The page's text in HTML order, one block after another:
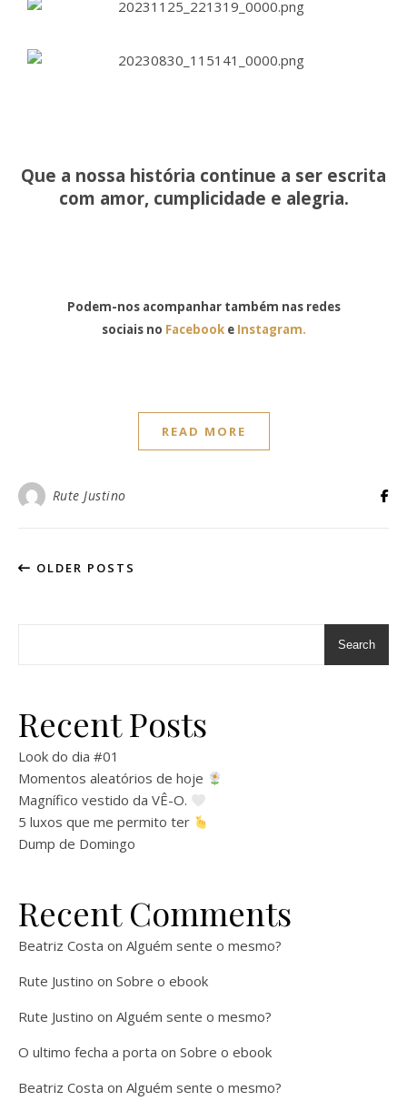
Que a nossa história continue a ser escrita
com amor, cumplicidade e alegria.
Podem-nos acompanhar também nas redes
sociais no Facebooke Instagram.
READ MORE
Rute Justino
OLDER POSTS
Search
Recent Posts
Look do dia #01
Momentos aleatórios de hoje
Magnífico vestido da VÊ-O.
5 luxos que me permito ter
Dump de Domingo
Recent Comments
Beatriz Costa on Alguém sente o mesmo?
Rute Justino on Sobre o ebook
Rute Justino on Alguém sente o mesmo?
O ultimo fecha a porta on Sobre o ebook
Beatriz Costa on Alguém sente o mesmo?